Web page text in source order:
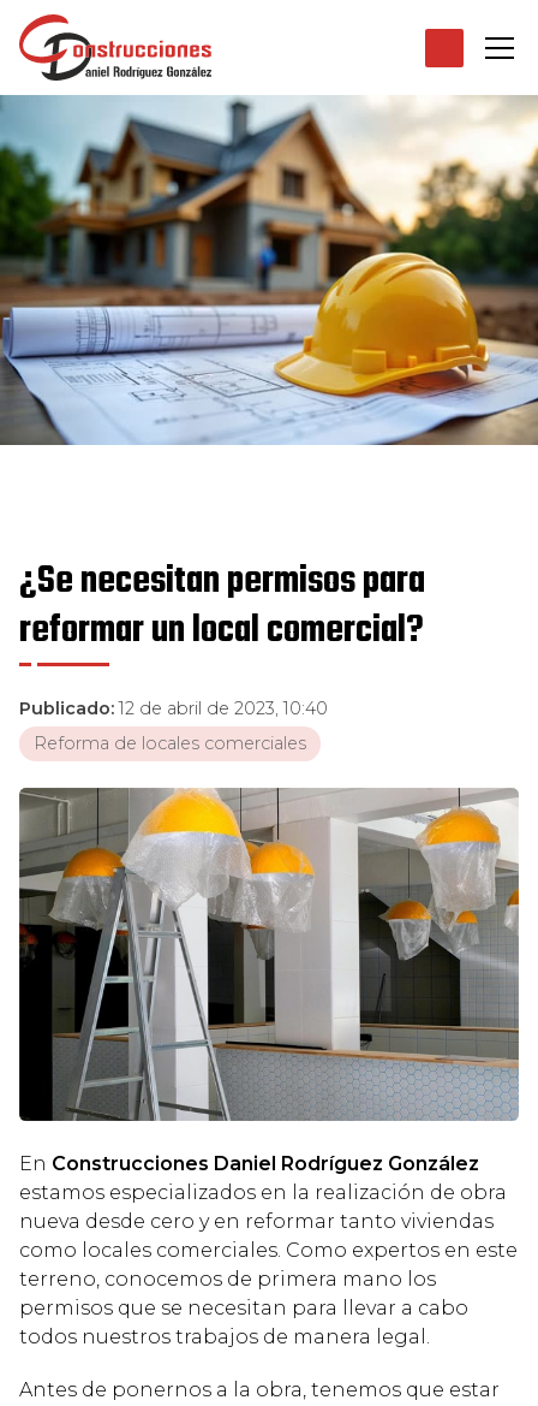
¿Se necesitan permisos para
reformar un local comercial?
Publicado: 12 de abril de 2023, 10:40
Reforma de locales comerciales
En Construcciones Daniel Rodríguez González
estamos especializados en la realización de obra
nueva desde cero y en reformar tanto viviendas
como locales comerciales. Como expertos en este
terreno, conocemos de primera mano los
permisos que se necesitan para llevar a cabo
todos nuestros trabajos de manera legal.
Antes de ponernos a la obra, tenemos que estar